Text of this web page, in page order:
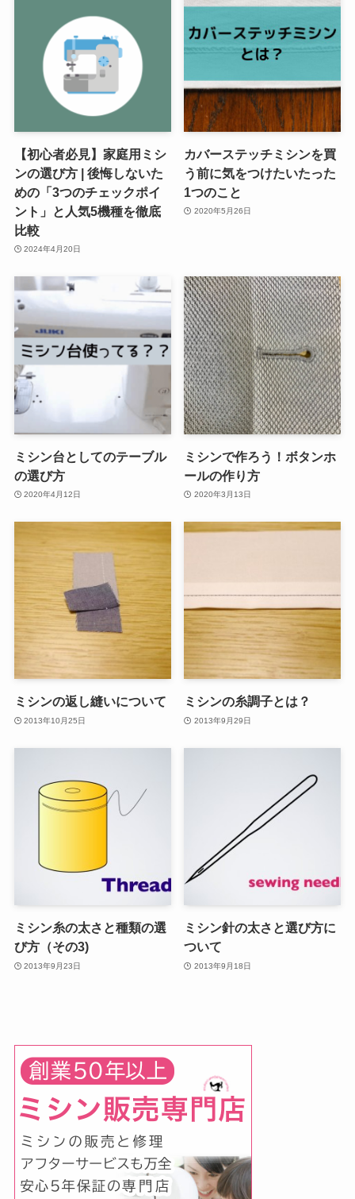
【初心者必見】家庭用ミシ
ンの選び方 | 後悔しないた
めの「3つのチェックポイ
ント」と人気5機種を徹底
比較
2024年4月20日
カバーステッチミシンを買
う前に気をつけたいたった
1つのこと
2020年5月26日
ミシン台としてのテーブル
の選び方
2020年4月12日
ミシンで作ろう！ボタンホ
ールの作り方
2020年3月13日
ミシンの返し縫いについて
2013年10月25日
ミシンの糸調子とは？
2013年9月29日
ミシン糸の太さと種類の選
び方（その3)
2013年9月23日
ミシン針の太さと選び方に
ついて
2013年9月18日